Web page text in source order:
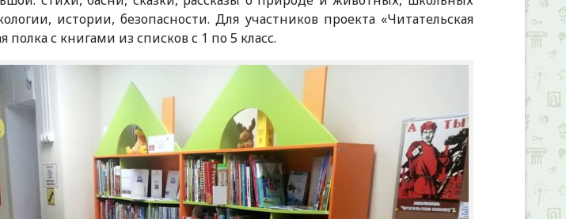
истории, безопасности. Для участников проекта «Читательская
с книгами из списков с 1 по 5 класс.